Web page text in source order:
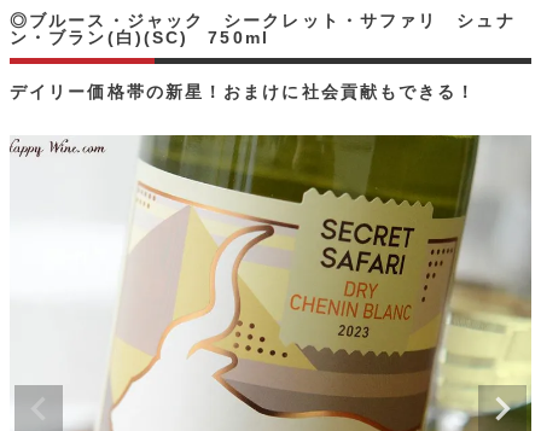
デイリー価格帯の新星！おまけに社会貢献もできる！
◎ブルース・ジャック シークレット・サファリ シュナ
ン・ブラン(白)(SC) 750ml